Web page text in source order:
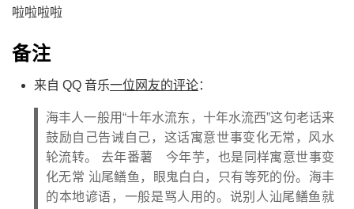
啦啦啦啦
备注
来自 QQ 音乐一位网友的评论：
海丰人一般用“十年水流东，十年水流西”这句老话来
鼓励自己告诫自己，这话寓意世事变化无常，风水
轮流转。 去年番薯 今年芋，也是同样寓意世事变
化无常 汕尾鳝鱼，眼鬼白白，只有等死的份。海丰
的本地谚语，一般是骂人用的。说别人汕尾鳝鱼就